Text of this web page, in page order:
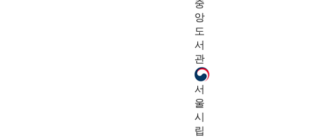
중
앙
도
서
관
서
울
시
립